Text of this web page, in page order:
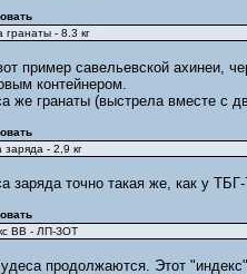
гранаты - 8.3 кг
пример савельевской ахинеи,
контейнером.
же гранаты (выстрела вместе с
заряда - 2,9 кг
заряда точно такая же, как у
ВВ - ЛП-ЗОТ
продолжаются. Этот